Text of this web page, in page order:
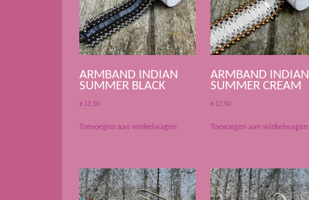
ARMBAND INDIAN
SUMMER BLACK
€ 12,50
Toevoegen aan winkelwagen
ARMBAND INDIAN
SUMMER CREAM
€ 12,50
Toevoegen aan winkelwagen